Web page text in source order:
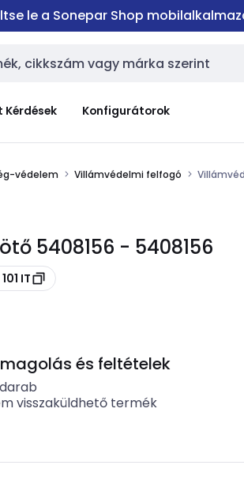
le a Sonepar Shop
Konfigurátorok
védelem Villámvédelmi felfogó
5408156 - 5408156
IT
és feltételek
darab
visszaküldhető termék